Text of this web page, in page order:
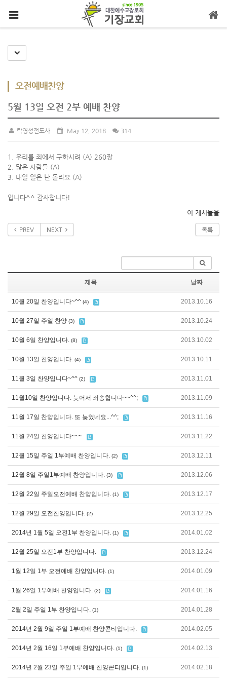
Toggle Dropdown
오전예배찬양
5월 13일 오전 2부 예배 찬양
탁영성전도사 May 12, 2018 314
1. 우리를 죄에서 구하시려 (A) 260장
2. 많은 사람들 (A)
3. 내일 일은 난 몰라요 (A)
입니다^^ 감사합니다!
이 게시물을
PREV NEXT 목록
제목 날짜
10월 20일 찬양입니다~^^ (4) 2013.10.16
10월 27일 주일 찬양 (3) 2013.10.24
10월 6일 찬양입니다. (8) 2013.10.02
10월 13일 찬양입니다. (4) 2013.10.11
11월 3일 찬양입니다~^^ (2) 2013.11.01
11월10일 찬양입니다. 늦어서 죄송합니다~~^^; 2013.11.09
11월 17일 찬양입니다. 또 늦었네요...^^; 2013.11.16
11월 24일 찬양입니다~~~ 2013.11.22
12월 15일 주일 1부예배 찬양입니다. (2) 2013.12.11
12월 8일 주일1부예배 찬양입니다. (3) 2013.12.06
12월 22일 주일오전예배 찬양입니다. (1) 2013.12.17
12월 29일 오전찬양입니다. (2) 2013.12.25
2014년 1월 5일 오전1부 찬양입니다. (1) 2014.01.02
12월 25일 오전1부 찬양입니다. 2013.12.24
1월 12일 1부 오전예배 찬양입니다. (1) 2014.01.09
1월 26일 1부예배 찬양입니다. (2) 2014.01.16
2월 2일 주일 1부 찬양입니다. (1) 2014.01.28
2014년 2월 9일 주일 1부예배 찬양콘티입니다. 2014.02.05
2014년 2월 16일 1부예배 찬양입니다. (1) 2014.02.13
2014년 2월 23일 주일 1부예배 찬양콘티입니다. (1) 2014.02.18